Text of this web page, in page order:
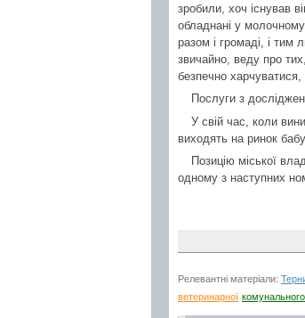
зробили, хоч існував
обладнані у
разом і громаді, і тим
звичайно, веду про
безпечно харчуватися,
Послуги з
У свій час, коли
виходять на ринок
Позицію міської
одному з наступних
Релевантні матеріали:
ветеринарної комунального